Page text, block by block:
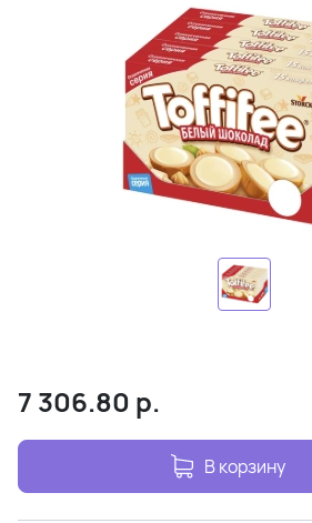
7 306.80 р.
В корзину